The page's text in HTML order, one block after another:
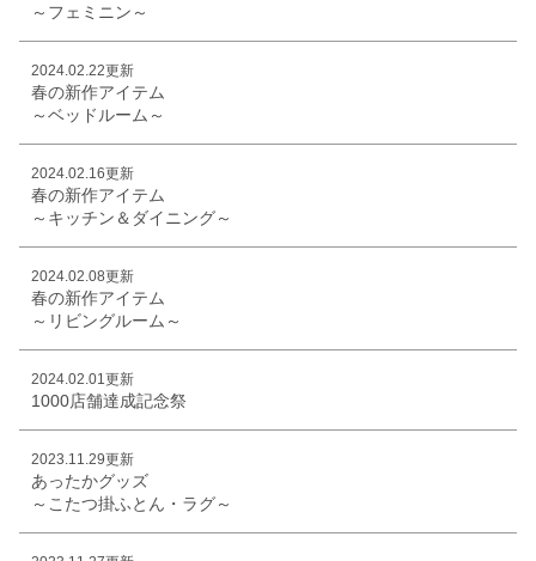
～フェミニン～
2024.02.22更新
春の新作アイテム
～ベッドルーム～
2024.02.16更新
春の新作アイテム
～キッチン＆ダイニング～
2024.02.08更新
春の新作アイテム
～リビングルーム～
2024.02.01更新
1000店舗達成記念祭
2023.11.29更新
あったかグッズ
～こたつ掛ふとん・ラグ～